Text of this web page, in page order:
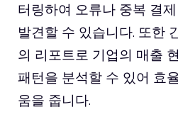
터링하여 오류나 중복 결
발견할 수 있습니다. 또한
의 리포트로 기업의 매출
패턴을 분석할 수 있어 효
움을 줍니다.